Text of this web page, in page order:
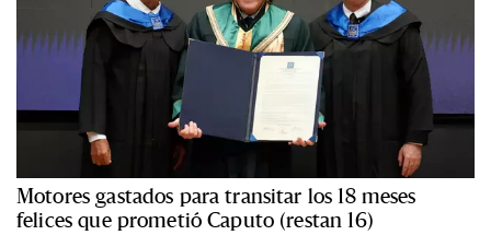
Motores gastados para transitar los 18 meses
felices que prometió Caputo (restan 16)